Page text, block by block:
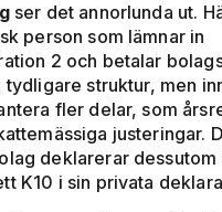
ser det annorlunda ut.
person som lämnar in
2 och betalar
tydligare struktur, men
fler delar, som
justeringar.
deklarerar dessutom
K10 i sin privata